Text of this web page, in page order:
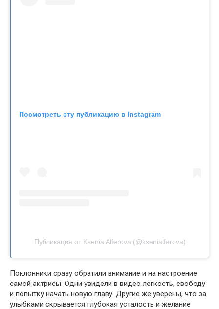
Посмотреть эту публикацию в Instagram
Публикация от Ksenia Alferova (@ksenialferova)
Поклонники сразу обратили внимание и на настроение
самой актрисы. Одни увидели в видео легкость, свободу
и попытку начать новую главу. Другие же уверены, что за
улыбками скрывается глубокая усталость и желание